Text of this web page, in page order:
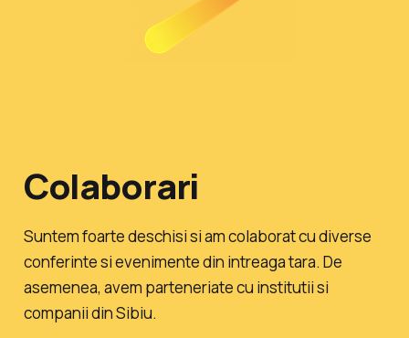
Colaborari
Suntem foarte deschisi si am colaborat cu diverse
conferinte si evenimente din intreaga tara. De
asemenea, avem parteneriate cu institutii si
companii din Sibiu.